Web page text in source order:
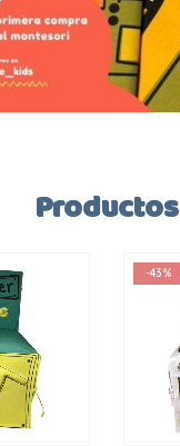
Productos
-43%